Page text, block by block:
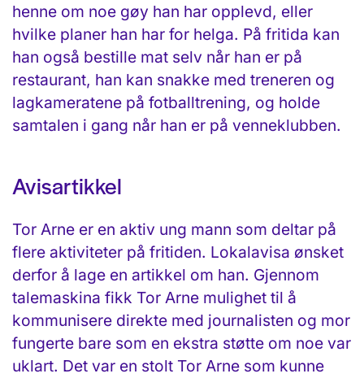
henne om noe gøy han har opplevd, eller
hvilke planer han har for helga. På fritida kan
han også bestille mat selv når han er på
restaurant, han kan snakke med treneren og
lagkameratene på fotballtrening, og holde
samtalen i gang når han er på venneklubben.
Avisartikkel
Tor Arne er en aktiv ung mann som deltar på
flere aktiviteter på fritiden. Lokalavisa ønsket
derfor å lage en artikkel om han. Gjennom
talemaskina fikk Tor Arne mulighet til å
kommunisere direkte med journalisten og mor
fungerte bare som en ekstra støtte om noe var
uklart. Det var en stolt Tor Arne som kunne